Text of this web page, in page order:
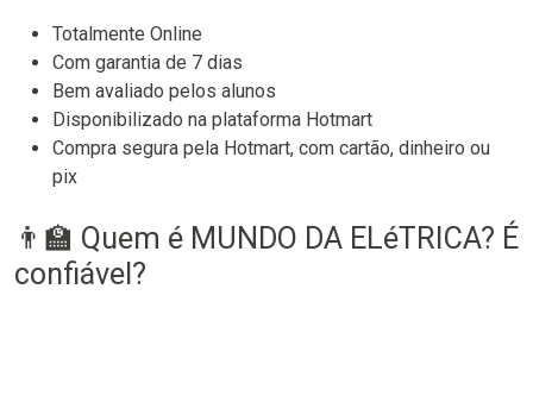
Totalmente Online
Com garantia de 7 dias
Bem avaliado pelos alunos
Disponibilizado na plataforma Hotmart
Compra segura pela Hotmart, com cartão, dinheiro ou
pix
👨‍🏫 Quem é MUNDO DA ELéTRICA? É
confiável?